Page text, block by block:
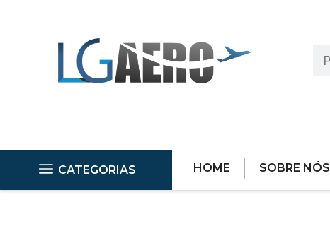
CATEGORIAS HOME SOBRE NÓS